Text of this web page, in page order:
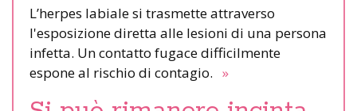
L’herpes labiale si trasmette attraverso
l'esposizione diretta alle lesioni di una persona
infetta. Un contatto fugace difficilmente
espone al rischio di contagio. »